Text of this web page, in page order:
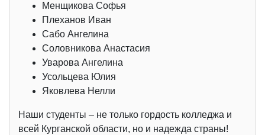
Менщикова Софья
Плеханов Иван
Сабо Ангелина
Соловникова Анастасия
Уварова Ангелина
Усольцева Юлия
Яковлева Нелли
Наши студенты – не только гордость колледжа и
всей Курганской области, но и надежда страны!